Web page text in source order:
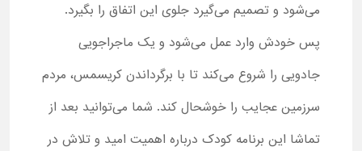
می‌‌شود و تصمیم می‌گیرد جلوی این اتفاق را بگیرد.
پس خودش وارد عمل می‌شود و یک ماجراجویی
جادویی را شروع می‌کند تا با برگرداندن کریسمس، مردم
سرزمین عجایب را خوشحال کند. شما می‌توانید بعد از
تماشا این برنامه کودک درباره اهمیت امید و تلاش در